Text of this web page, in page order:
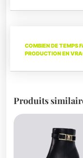
COMBIEN DE TEMPS
PRODUCTION EN
Produits